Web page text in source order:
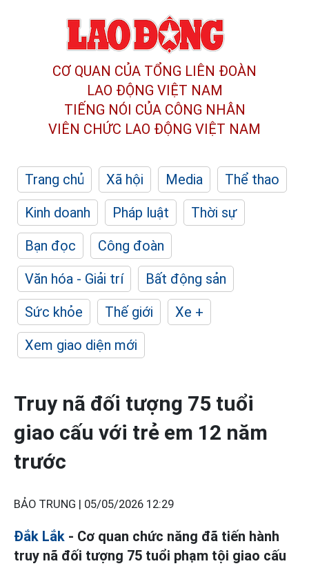
CƠ QUAN CỦA TỔNG LIÊN ĐOÀN
LAO ĐỘNG VIỆT NAM
TIẾNG NÓI CỦA CÔNG NHÂN
VIÊN CHỨC LAO ĐỘNG VIỆT NAM
Trang chủ Xã hội Media
Thể thao
Kinh doanh
Pháp luật
Thời sự
Bạn đọc
Công đoàn
Văn hóa - Giải trí
Bất động sản
Sức khỏe
Thế giới
Xe +
Xem giao diện mới
Truy nã đối tượng 75 tuổi
giao cấu với trẻ em 12 năm
trước
BẢO TRUNG | 05/05/2026 12:29
Đắk Lắk - Cơ quan chức năng đã tiến hành
truy nã đối tượng 75 tuổi phạm tội giao cấu